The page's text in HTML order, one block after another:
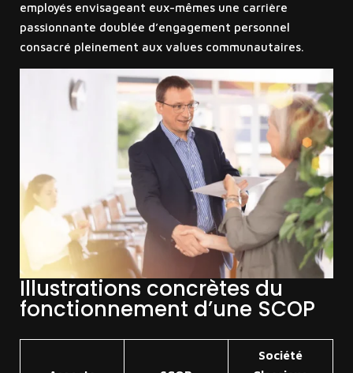
employés envisageant eux-mêmes une carrière
passionnante doublée d’engagement personnel
consacré pleinement aux values communautaires.
Illustrations concrètes du
fonctionnement d’une SCOP
Société